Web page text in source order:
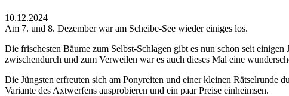
10.12.2024
Am 7. und 8. Dezember war am Scheibe-See wieder einiges los.
Die frischesten Bäume zum Selbst-Schlagen gibt es nun schon seit
zwischendurch und zum Verweilen war es auch dieses Mal eine
Die Jüngsten erfreuten sich am Ponyreiten und einer kleinen Rätselrunde
Variante des Axtwerfens ausprobieren und ein paar Preise einheimsen.